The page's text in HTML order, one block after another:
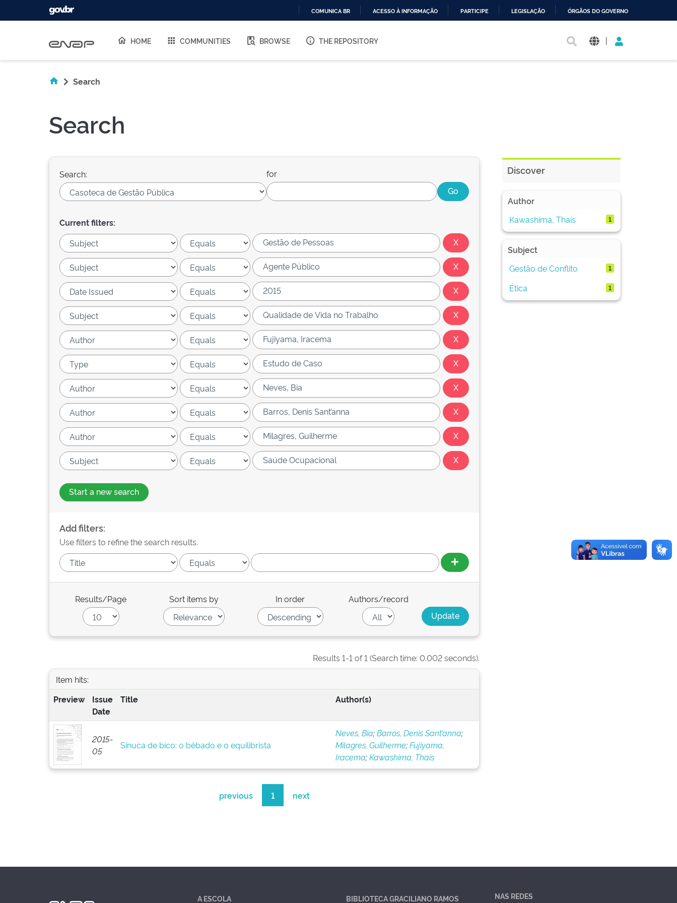
O
COMUNICA BR ACESSO À INFORMAÇÃO PARTICIPE LEGISLAÇÃO ÓRGÃOS DO GOVERNO
HOME COMMUNITIES BROWSE THE REPOSITORY |
Search
Search
Search: for
Current filters:
Start a new search
Add filters:
Use filters to refine the search results.
Results/Page Sort items by In order Authors/record
Results 1-1 of 1 (Search time: 0.002 seconds).
Item hits:
Preview
Issue
Date
Title Author(s)
2015-
05
Sinuca de bico: o bêbado e o equilibrista
Neves, Bia;Barros, Denis Sant’anna;
Milagres, Guilherme;Fujiyama,
Iracema;Kawashima, Thaís
previous 1 next
Discover
Author
Kawashima, Thaís
1
Subject
Gestão de Conflito
1
Ética 1
A ESCOLA BIBLIOTECA GRACILIANO RAMOS NAS REDES